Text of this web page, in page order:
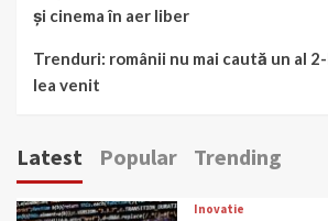
și cinema în aer liber
Trenduri: românii nu mai caută un al
lea venit
Latest Popular Trending
Inovatie